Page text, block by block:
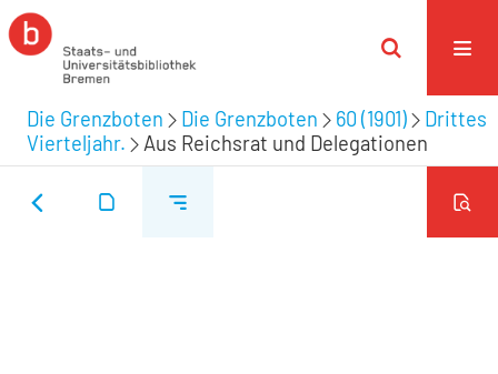
Die Grenzboten Die Grenzboten 60 (1901)
Drittes
Vierteljahr.
Aus Reichsrat und Delegationen